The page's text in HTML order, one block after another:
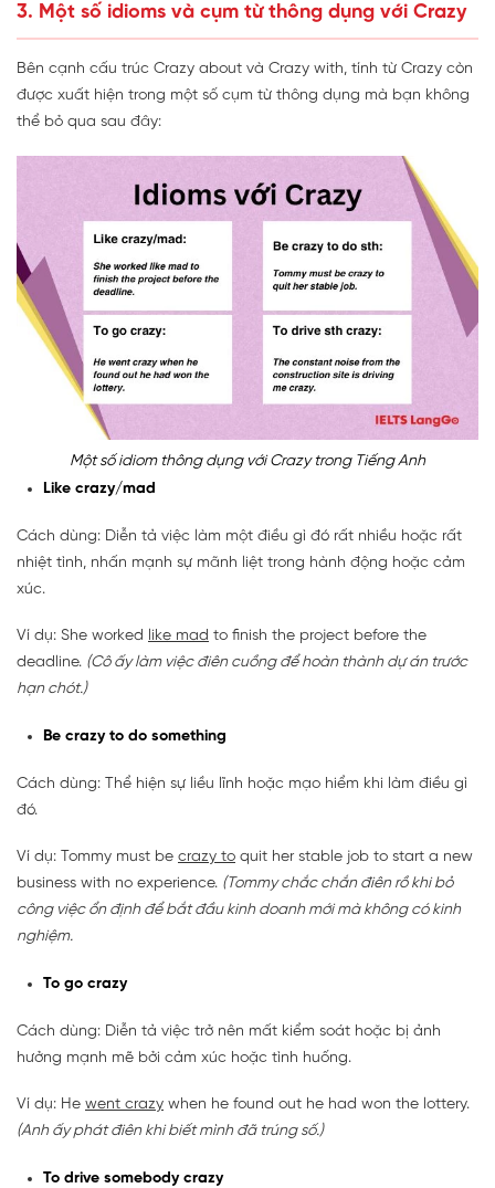
3. Một số idioms và cụm từ thông dụng với Crazy
Bên cạnh cấu trúc Crazy about và Crazy with, tính từ Crazy còn
được xuất hiện trong một số cụm từ thông dụng mà bạn không
thể bỏ qua sau đây:
Một số idiom thông dụng với Crazy trong Tiếng Anh
Like crazy/mad
Cách dùng: Diễn tả việc làm một điều gì đó rất nhiều hoặc rất
nhiệt tình, nhấn mạnh sự mãnh liệt trong hành động hoặc cảm
xúc.
Ví dụ: She worked like mad to finish the project before the
deadline. (Cô ấy làm việc điên cuồng để hoàn thành dự án trước
hạn chót.)
Be crazy to do something
Cách dùng: Thể hiện sự liều lĩnh hoặc mạo hiểm khi làm điều gì
đó.
Ví dụ: Tommy must be crazy to quit her stable job to start a new
business with no experience. (Tommy chắc chắn điên rồ khi bỏ
công việc ổn định để bắt đầu kinh doanh mới mà không có kinh
nghiệm.
To go crazy
Cách dùng: Diễn tả việc trở nên mất kiểm soát hoặc bị ảnh
hưởng mạnh mẽ bởi cảm xúc hoặc tình huống.
Ví dụ: He went crazy when he found out he had won the lottery.
(Anh ấy phát điên khi biết mình đã trúng số.)
To drive somebody crazy